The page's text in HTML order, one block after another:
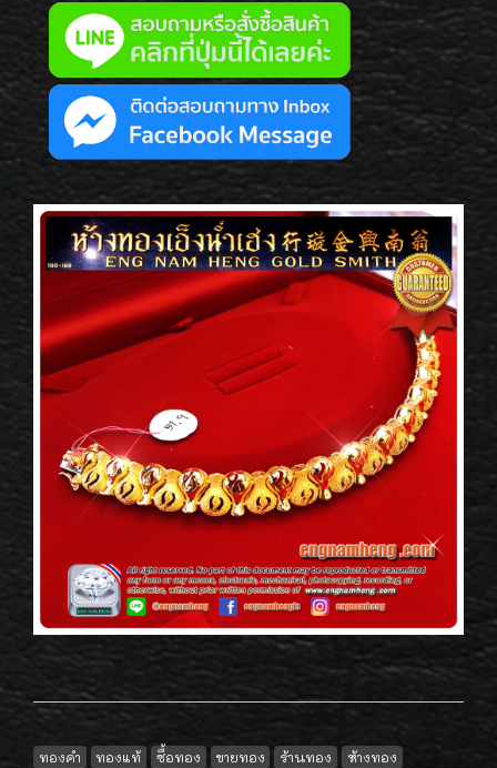
ทองคำ ทองแท้ ซื้อทอง ขายทอง ร้านทอง
ห้างทอง